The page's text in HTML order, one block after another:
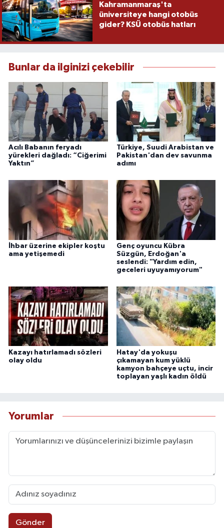
Kahramanmaraş'ta
üniversiteye hangi otobüs
gider? KSÜ otobüs hatları
Bunlar da ilginizi çekebilir
Acılı Babanın feryadı
yürekleri dağladı: “Ciğerimi
Yaktın”
Türkiye, Suudi Arabistan ve
Pakistan'dan dev savunma
adımı
İhbar üzerine ekipler koştu
ama yetişemedi
Genç oyuncu Kübra
Süzgün, Erdoğan'a
seslendi: "Yardım edin,
geceleri uyuyamıyorum"
Kazayı hatırlamadı sözleri
olay oldu
Hatay'da yokuşu
çıkamayan kum yüklü
kamyon bahçeye uçtu, incir
toplayan yaşlı kadın öldü
Yorumlar
Gönder